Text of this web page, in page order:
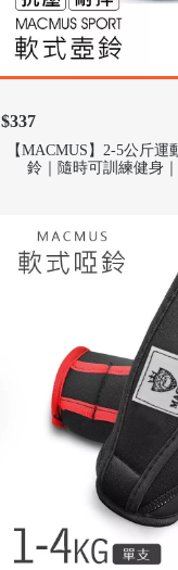
【MACMUS】2-5公斤
鈴｜隨時可訓練健身
$337